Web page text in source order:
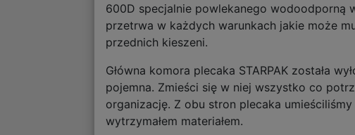
600D specjalnie powlekanego wodoodporną
przetrwa w każdych warunkach jakie może
przednich kieszeni.
Główna komora plecaka STARPAK została
pojemna. Zmieści się w niej wszystko co
organizację. Z obu stron plecaka
wytrzymałem materiałem.